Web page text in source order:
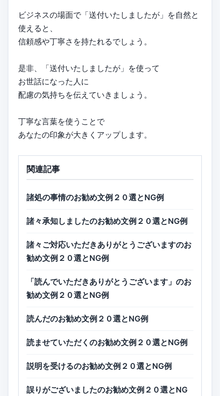
ビジネスの場面で「送付いたしましたが」を自然と
使えると、
信頼感や丁寧さを持たれるでしょう。
是非、「送付いたしましたが」を使って
お世話になった人に
配慮の気持ちを伝えていきましょう。
丁寧な言葉を使うことで
あなたの印象が大きくアップします。
関連記事
諸処の事情のお勧め文例２０選とNG例
諸々承知しましたのお勧め文例２０選とNG例
諸々ご対応いただきありがとうございますのお
勧め文例２０選とNG例
「読んでいただきありがとうございます」のお
勧め文例２０選とNG例
読んだのお勧め文例２０選とNG例
読ませていただくのお勧め文例２０選とNG例
説明を受けるのお勧め文例２０選とNG例
誤りがございましたのお勧め文例２０選とNG